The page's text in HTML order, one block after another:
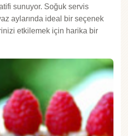
sunuyor. Soğuk servis
aylarında ideal bir seçenek
etkilemek için harika bir